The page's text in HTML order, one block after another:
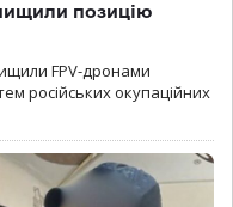
позицію
FPV-дронами
російських окупаційних